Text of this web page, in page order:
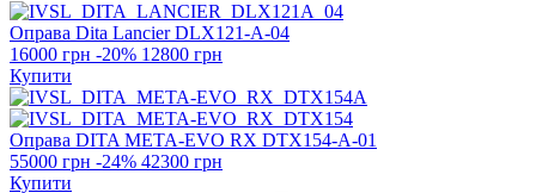
Оправа Dita Lancier DLX121-A-04
16000 грн -20% 12800 грн
Купити
Оправа DITA META-EVO RX DTX154-A-01
55000 грн -24% 42300 грн
Купити